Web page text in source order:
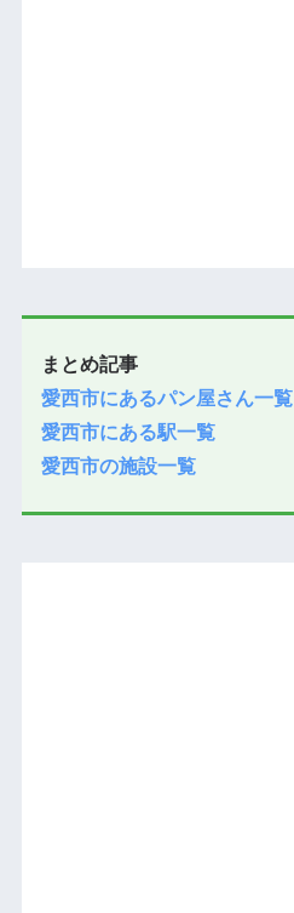
まとめ記事
愛西市にあるパン屋さん一覧
愛西市にある駅一覧
愛西市の施設一覧